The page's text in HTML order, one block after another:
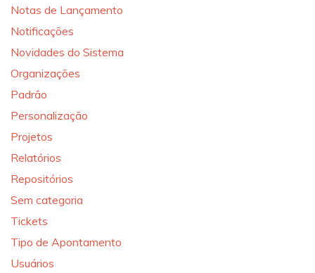
Notas de Lançamento
Notificações
Novidades do Sistema
Organizações
Padrão
Personalização
Projetos
Relatórios
Repositórios
Sem categoria
Tickets
Tipo de Apontamento
Usuários